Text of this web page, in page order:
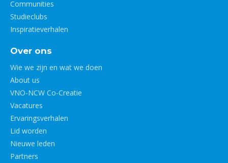
Communities
Studieclubs
Inspiratieverhalen
Over ons
Wie we zijn en wat we doen
About us
VNO-NCW Co-Creatie
Vacatures
Ervaringsverhalen
Lid worden
Nieuwe leden
Partners